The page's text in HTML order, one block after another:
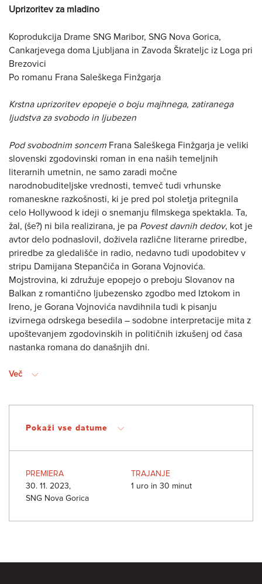
Uprizoritev za mladino
Koprodukcija Drame SNG Maribor, SNG Nova Gorica,
Cankarjevega doma Ljubljana in Zavoda Škrateljc iz Loga pri
Brezovici
Po romanu Frana Saleškega Finžgarja
Krstna uprizoritev epopeje o boju majhnega, zatiranega
ljudstva za svobodo in ljubezen
Pod svobodnim soncem Frana Saleškega Finžgarja je veliki
slovenski zgodovinski roman in ena naših temeljnih
literarnih umetnin, ne samo zaradi močne
narodnobuditeljske vrednosti, temveč tudi vrhunske
romaneskne razkošnosti, ki je pred pol stoletja pritegnila
celo Hollywood k ideji o snemanju filmskega spektakla. Ta,
žal, (še?) ni bila realizirana, je pa Povest davnih dedov, kot je
avtor delo podnaslovil, doživela različne literarne priredbe,
priredbe za gledališče in radio, nedavno tudi upodobitev v
stripu Damijana Stepančiča in Gorana Vojnovića.
Mojstrovina, ki združuje epopejo o preboju Slovanov na
Balkan z romantično ljubezensko zgodbo med Iztokom in
Ireno, je Gorana Vojnovića navdihnila tudi k pisanju
izvirnega odrskega besedila – sodobne interpretacije mita z
upoštevanjem zgodovinskih in političnih izkušenj od časa
nastanka romana do današnjih dni.
Več
Pokaži vse datume
PREMIERA
30. 11. 2023,
SNG Nova Gorica
TRAJANJE
1 uro in 30 minut